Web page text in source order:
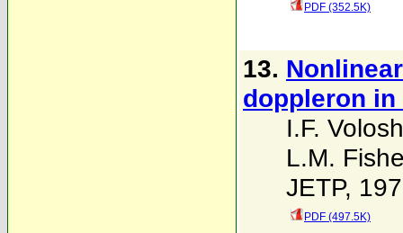
PDF (352.5K)
13.
doppleron
I.F.
L.M.
JETP,
PDF (497.5K)